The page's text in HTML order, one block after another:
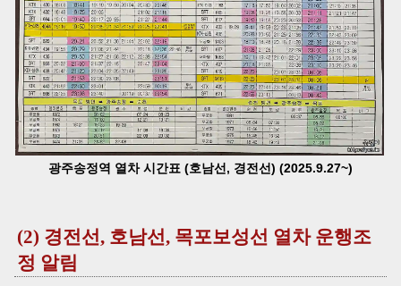
광주송정역 열차 시간표 (호남선, 경전선) (2025.9.27~)
(2) 경전선, 호남선, 목포보성선 열차 운행조
정 알림